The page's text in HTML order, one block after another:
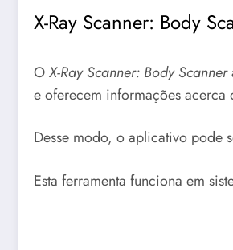
X-Ray Scanner: Body
OX-Ray Scanner: Body Scanner
e oferecem informações acerca
Desse modo, o aplicativo pode
Esta ferramenta funciona em